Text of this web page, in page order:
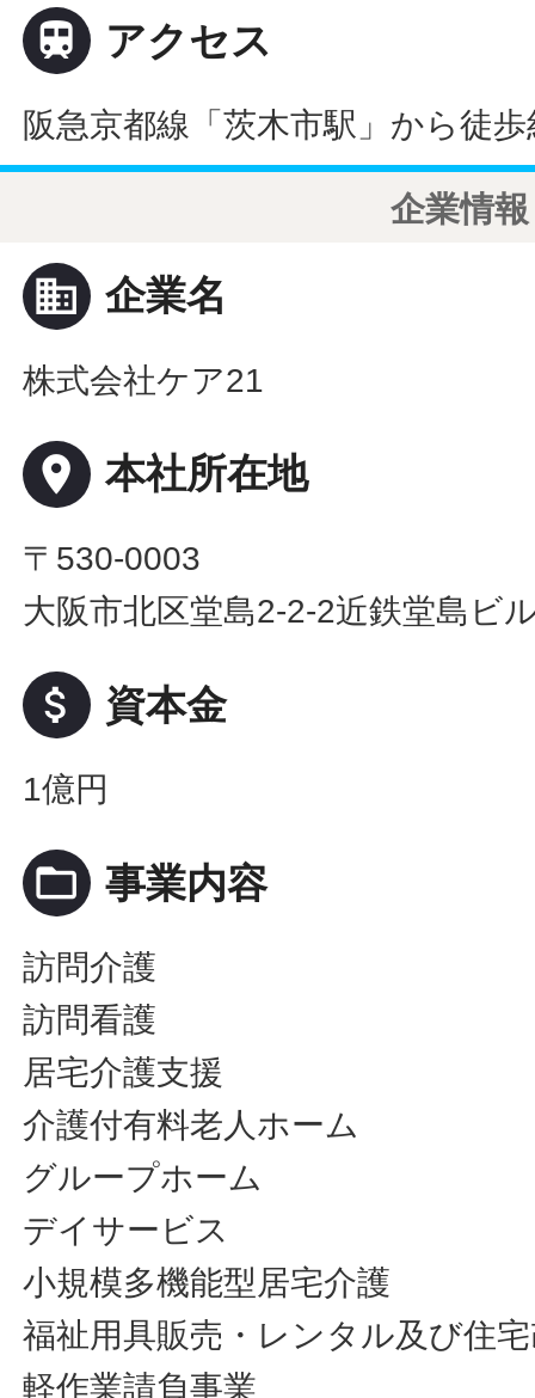
 アクセス
阪急京都線「茨木市駅」から徒
企業情報
business 企業名
株式会社ケア21
place 本社所在地
〒530-0003
大阪市北区堂島2-2-2近鉄堂島ビ
attach_money 資本金
1億円
folder_open 事業内容
訪問介護
訪問看護
居宅介護支援
介護付有料老人ホーム
グループホーム
デイサービス
小規模多機能型居宅介護
福祉用具販売・レンタル及び住
軽作業請負事業